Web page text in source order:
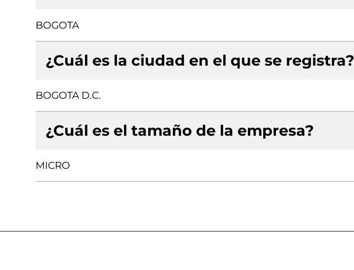
BOGOTA
¿Cuál es la ciudad en el que se registra?
BOGOTA D.C.
¿Cuál es el tamaño de la empresa?
MICRO